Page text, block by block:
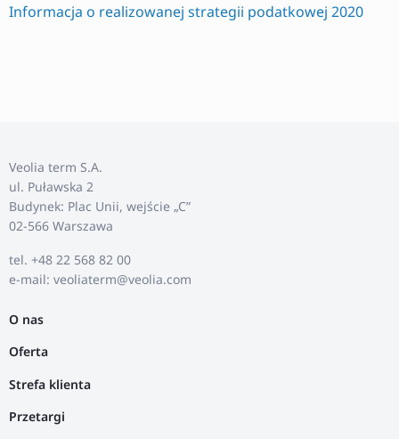
Informacja o realizowanej strategii podatkowej 2020
Veolia term S.A.
ul. Puławska 2
Budynek: Plac Unii, wejście „C”
02-566 Warszawa
tel. +48 22 568 82 00
e-mail: veoliaterm@veolia.com
O nas
Oferta
Strefa klienta
Przetargi